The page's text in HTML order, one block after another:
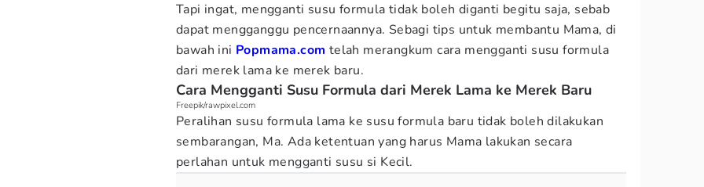
Tapi ingat, mengganti susu formula tidak boleh diganti begitu saja, sebab
dapat mengganggu pencernaannya. Sebagi tips untuk membantu Mama, di
bawah ini Popmama.com telah merangkum cara mengganti susu formula
dari merek lama ke merek baru.
Cara Mengganti Susu Formula dari Merek Lama ke Merek Baru
Freepik/rawpixel.com
Peralihan susu formula lama ke susu formula baru tidak boleh dilakukan
sembarangan, Ma. Ada ketentuan yang harus Mama lakukan secara
perlahan untuk mengganti susu si Kecil.